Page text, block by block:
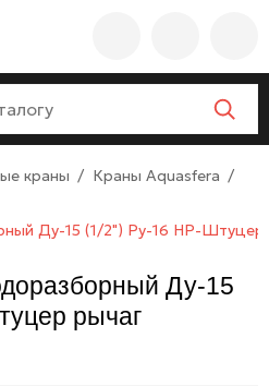
краны
Краны Aquasfera
Ду-15 (1/2") Ру-16 НР-Штуцер
Ду-15
рычаг